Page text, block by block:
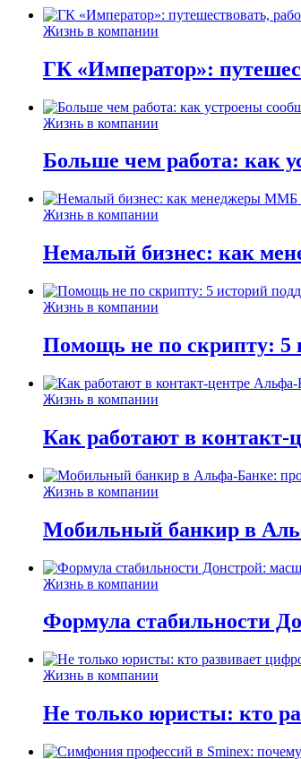
Жизнь в компании
ГК «Император»:
Жизнь в компании
Больше чем работа: как
Жизнь в компании
Немалый бизнес: как
Жизнь в компании
Помощь не по скрипту: 5
Жизнь в компании
Как работают в
Жизнь в компании
Мобильный банкир в
Жизнь в компании
Формула стабильности
Жизнь в компании
Не только юристы: кто